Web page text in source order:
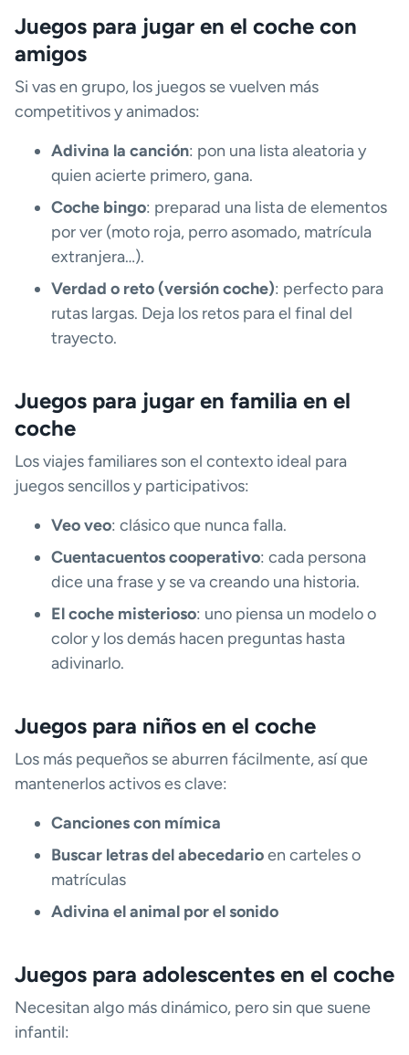
Juegos para jugar en el coche con
amigos
Si vas en grupo, los juegos se vuelven más
competitivos y animados:
Adivina la canción: pon una lista aleatoria y
quien acierte primero, gana.
Coche bingo: preparad una lista de elementos
por ver (moto roja, perro asomado, matrícula
extranjera…).
Verdad o reto (versión coche): perfecto para
rutas largas. Deja los retos para el final del
trayecto.
Juegos para jugar en familia en el
coche
Los viajes familiares son el contexto ideal para
juegos sencillos y participativos:
Veo veo: clásico que nunca falla.
Cuentacuentos cooperativo: cada persona
dice una frase y se va creando una historia.
El coche misterioso: uno piensa un modelo o
color y los demás hacen preguntas hasta
adivinarlo.
Juegos para niños en el coche
Los más pequeños se aburren fácilmente, así que
mantenerlos activos es clave:
Canciones con mímica
Buscar letras del abecedarioen carteles o
matrículas
Adivina el animal por el sonido
Juegos para adolescentes en el coche
Necesitan algo más dinámico, pero sin que suene
infantil: